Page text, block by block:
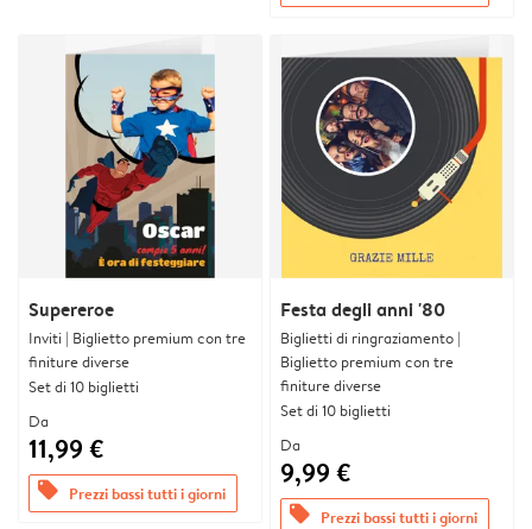
Supereroe
Inviti | Biglietto premium con tre
finiture diverse
Set di 10 biglietti
Da
11,99 €
offers Prezzi bassi tutti i giorni
Festa degli anni '80
Biglietti di ringraziamento |
Biglietto premium con tre
finiture diverse
Set di 10 biglietti
Da
9,99 €
offers Prezzi bassi tutti i giorni